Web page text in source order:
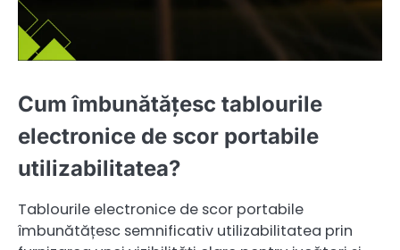
Cum îmbunătățesc tablourile
electronice de scor portabile
utilizabilitatea?
Tablourile electronice de scor portabile
îmbunătățesc semnificativ utilizabilitatea prin